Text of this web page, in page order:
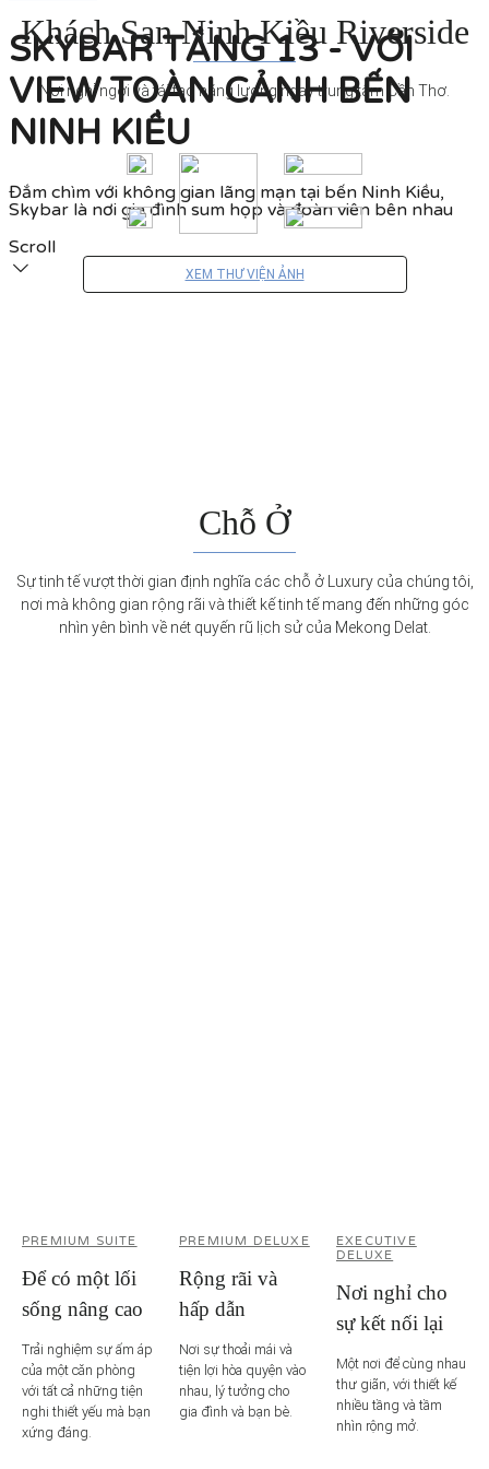
SKYBAR TẦNG 13 - VỚI
VIEW TOÀN CẢNH BẾN
NINH KIỀU
Đắm chìm với không gian lãng mạn tại bến Ninh Kiều,
Skybar là nơi gia đình sum họp và đoàn viên bên nhau
Scroll
Khách Sạn Ninh Kiều Riverside
Nơi nghỉ ngơi và tái tạo năng lượng ngay trung tâm Cần Thơ.
XEM THƯ VIỆN ẢNH
Chỗ Ở
Sự tinh tế vượt thời gian định nghĩa các chỗ ở Luxury của chúng tôi,
nơi mà không gian rộng rãi và thiết kế tinh tế mang đến những góc
nhìn yên bình về nét quyến rũ lịch sử của Mekong Delat.
PREMIUM SUITE
Để có một lối
sống nâng cao
Trải nghiệm sự ấm áp
của một căn phòng
với tất cả những tiện
nghi thiết yếu mà bạn
xứng đáng.
PREMIUM DELUXE
Rộng rãi và
hấp dẫn
Nơi sự thoải mái và
tiện lợi hòa quyện vào
nhau, lý tưởng cho
gia đình và bạn bè.
EXECUTIVE
DELUXE
Nơi nghỉ cho
sự kết nối lại
Một nơi để cùng nhau
thư giãn, với thiết kế
nhiều tầng và tầm
nhìn rộng mở.